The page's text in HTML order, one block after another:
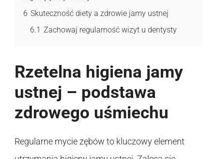
6 Skuteczność diety a zdrowie jamy ustnej
6.1 Zachowaj regularność wizyt u dentysty
Rzetelna higiena jamy
ustnej – podstawa
zdrowego uśmiechu
Regularne mycie zębów to kluczowy element